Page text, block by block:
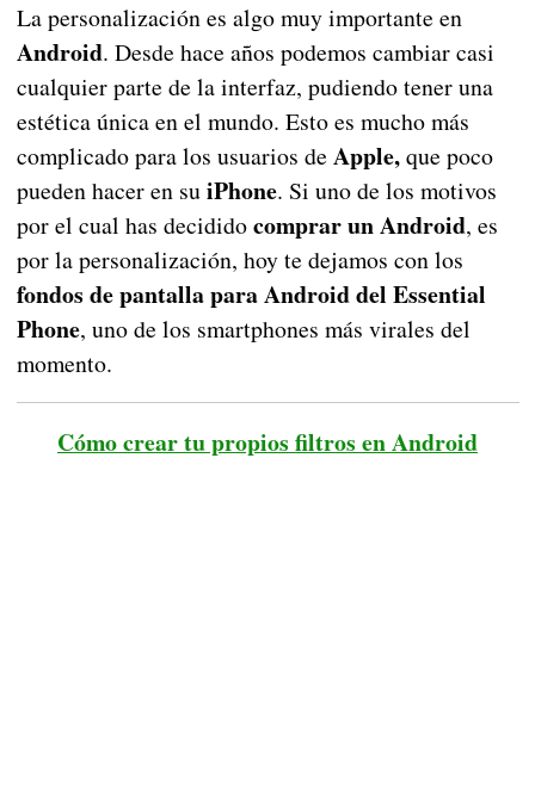
La personalización es algo muy importante en
Android. Desde hace años podemos cambiar casi
cualquier parte de la interfaz, pudiendo tener una
estética única en el mundo. Esto es mucho más
complicado para los usuarios de Apple,que poco
pueden hacer en suiPhone. Si uno de los motivos
por el cual has decididocomprar un Android, es
por la personalización, hoy te dejamos con los
fondos de pantalla para Android del Essential
Phone, uno de los smartphones más virales del
momento.
Cómo crear tu propios filtros en Android